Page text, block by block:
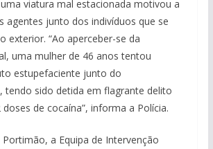
viatura mal estacionada motivou a
agentes junto dos indivíduos que se
exterior. “Ao aperceber-se da
uma mulher de 46 anos tentou
estupefaciente junto do
tendo sido detida em flagrante delito
de cocaína”, informa a Polícia.
a Equipa de Intervenção